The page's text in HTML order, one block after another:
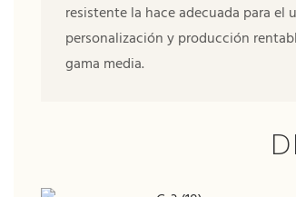
resistente la hace adecuada para
personalización y producción
gama media.